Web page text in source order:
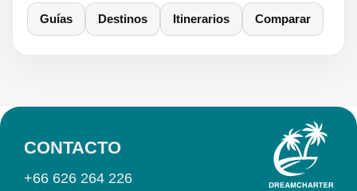
Guías Destinos Itinerarios Comparar
CONTACTO
+66 626 264 226